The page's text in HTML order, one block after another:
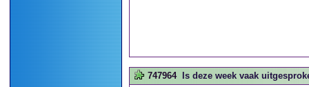
747964 Is deze week vaak